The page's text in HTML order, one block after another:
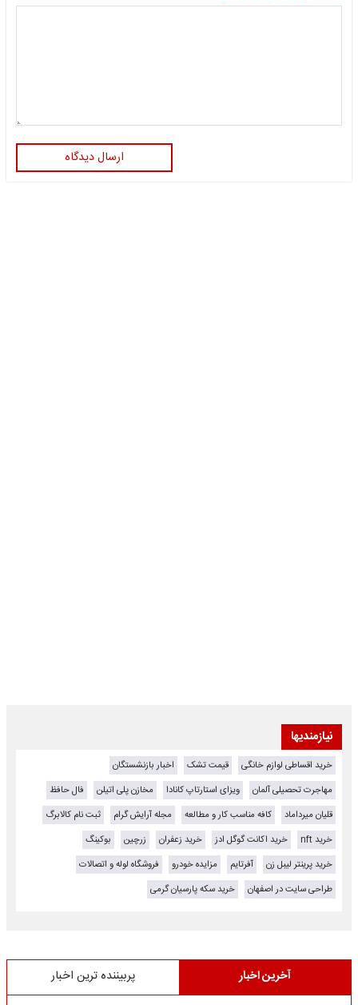
ارسال دیدگاه
نیازمندیها
خرید اقساطی لوازم خانگی قیمت تشک
اخبار بازنشستگان
مهاجرت تحصیلی آلمان
ویزای استارتاپ کانادا مخازن پلی اتیلن
فال حافظ
قلیان میرداماد
کافه مناسب کار و مطالعه مجله آرایش گرام
ثبت نام کالابرگ
خرید nft
خرید اکانت گوگل ادز خرید زعفران زرچین
بوکینگ
خرید پرینتر لیبل زن
آفرتایم مزایده خودرو
فروشگاه لوله و اتصالات
طراحی سایت در اصفهان
خرید سکه پارسیان گرمی
آخرین اخبار پربیننده ترین اخبار